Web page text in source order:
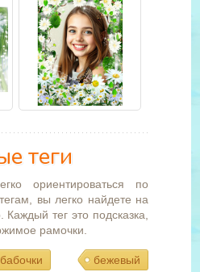
теги
ориентироваться по
вы легко найдете на
тег это подсказка,
рамочки.
бабочки бежевый